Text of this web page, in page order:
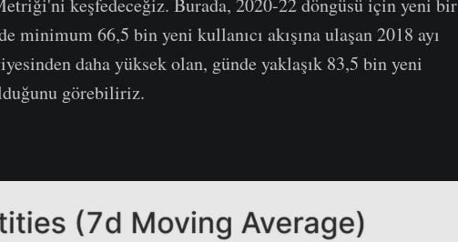
keşfedeceğiz. Burada, 2020-22 döngüsü için yeni bir
minimum 66,5 bin yeni kullanıcı akışına ulaşan 2018 ayı
daha yüksek olan, günde yaklaşık 83,5 bin yeni
görebiliriz.